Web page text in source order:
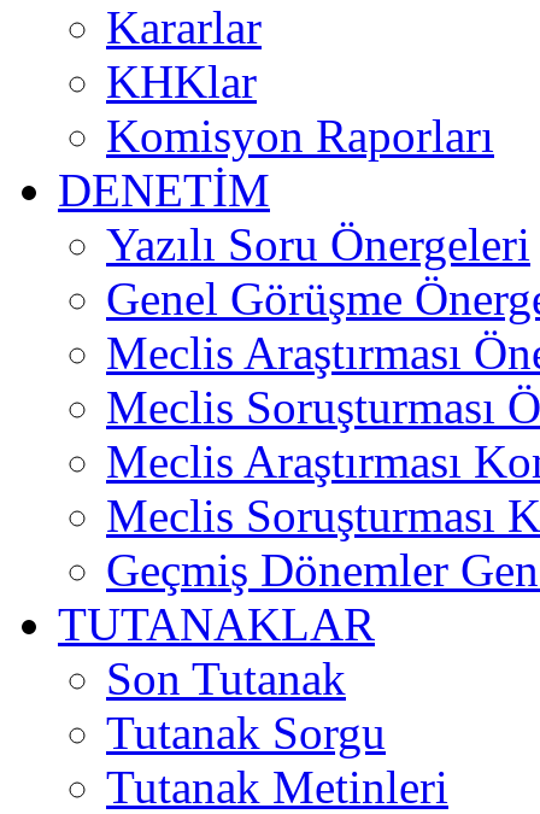
Kararlar
KHKlar
Komisyon Raporları
DENETİM
Yazılı Soru Önergeleri
Genel Görüşme
Meclis Araştırması
Meclis Soruşturması
Meclis Araştırması
Meclis Soruşturması
Geçmiş Dönemler
TUTANAKLAR
Son Tutanak
Tutanak Sorgu
Tutanak Metinleri